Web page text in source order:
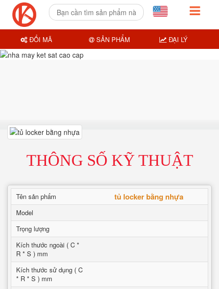
THÔNG SỐ KỸ THUẬT
Tên sản phẩm tủ locker bằng nhựa
Model
Trọng lượng
Kích thước ngoài ( C *
R * S ) mm
Kích thước sử dụng ( C
* R * S ) mm
ĐỔI MÃ SẢN PHẨM ĐẠI LÝ